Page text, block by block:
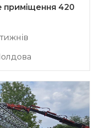
приміщення 420